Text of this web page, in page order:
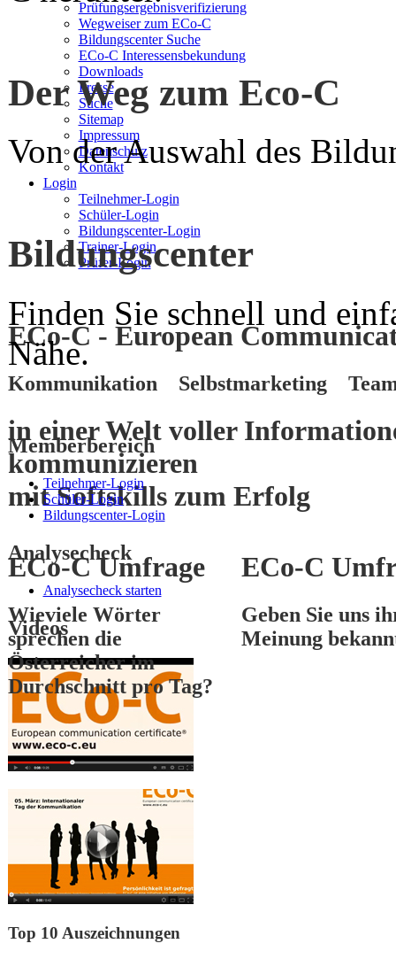
Prüfungsergebnisverifizierung
Wegweiser zum ECo-C
Bildungscenter Suche
ECo-C Interessensbekundung
Downloads
Presse
Suche
Sitemap
Impressum
Datenschutz
Kontakt
Login
Teilnehmer-Login
Schüler-Login
Bildungscenter-Login
Trainer-Login
Prüfer-Login
ECo-C - European
Kommunikation Selbstmarketing
in einer Welt voller
kommunizieren
mitSoftskillszum Erfolg
ECo-C Umfrage
Wieviele Wörter
sprechen die
Österreicher im
Durchschnitt pro Tag?
ECo-C
Geben Sie uns
Meinung
3
Der Weg zum Eco-C
Von der Auswahl des
Bildungscenter
Finden Sie schnell und
Nähe.
Memberbereich
Teilnehmer-Login
Schüler-Login
Bildungscenter-Login
Analysecheck
Analysecheck starten
Videos
Top 10 Auszeichnungen